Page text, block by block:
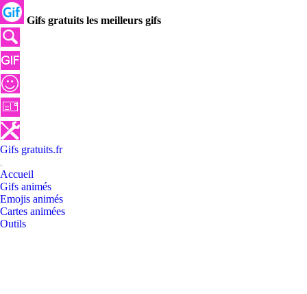
Gifs gratuits les meilleurs gifs
Gifs gratuits.fr
Accueil
Gifs animés
Emojis animés
Cartes animées
Outils